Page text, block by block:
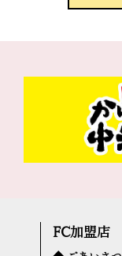
FC加盟店